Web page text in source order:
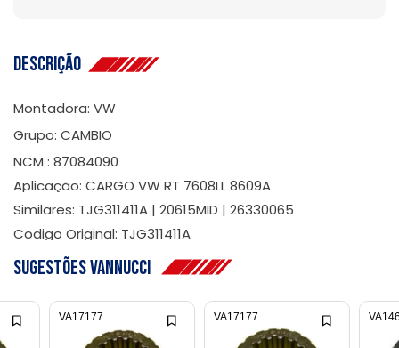
Descrição
Montadora: VW
Grupo: CAMBIO
NCM : 87084090
Aplicação: CARGO VW RT 7608LL 8609A
Similares: TJG311411A | 20615MID | 26330065
Codigo Original: TJG311411A
Sugestões Vannucci
VA17177 VA17177